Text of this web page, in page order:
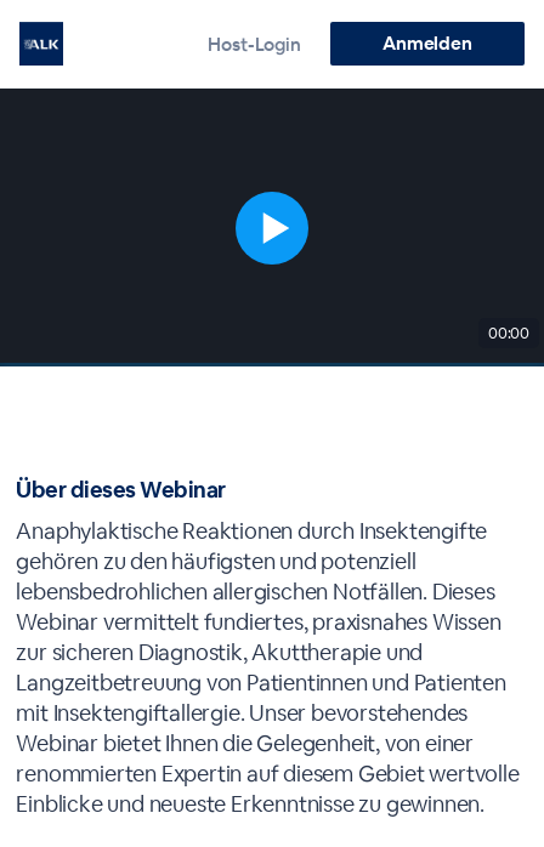
Host-Login Anmelden
00:00
Über dieses Webinar
Anaphylaktische Reaktionen durch Insektengifte
gehören zu den häufigsten und potenziell
lebensbedrohlichen allergischen Notfällen. Dieses
Webinar vermittelt fundiertes, praxisnahes Wissen
zur sicheren Diagnostik, Akuttherapie und
Langzeitbetreuung von Patientinnen und Patienten
mit Insektengiftallergie. Unser bevorstehendes
Webinar bietet Ihnen die Gelegenheit, von einer
renommierten Expertin auf diesem Gebiet wertvolle
Einblicke und neueste Erkenntnisse zu gewinnen.